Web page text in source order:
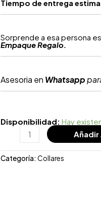
Tiempo de entrega
Sorprende a esa persona
Empaque Regalo.
Asesoria en Whatsapp
Disponibilidad: Hay
Añadir
Categoría: Collares